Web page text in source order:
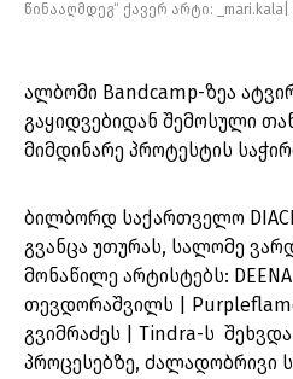
წინააღმდეგ“ ქავერ არტი: _mari.kala|
ალბომი Bandcamp-ზეა
გაყიდვებიდან შემოსული
მიმდინარე პროტესტის
ბილბორდ საქართველო
გვანცა უთურას, სალომე
მონაწილე არტისტებს:
თევდორაშვილს |
გვიმრაძეს | Tindra-ს
პროცესებზე, ძალადობრივი